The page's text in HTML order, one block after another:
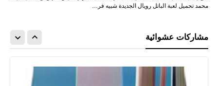
محمد تحميل لعبة الباتل رويال الجديدة شبيه فر…
مشاركات عشوائية